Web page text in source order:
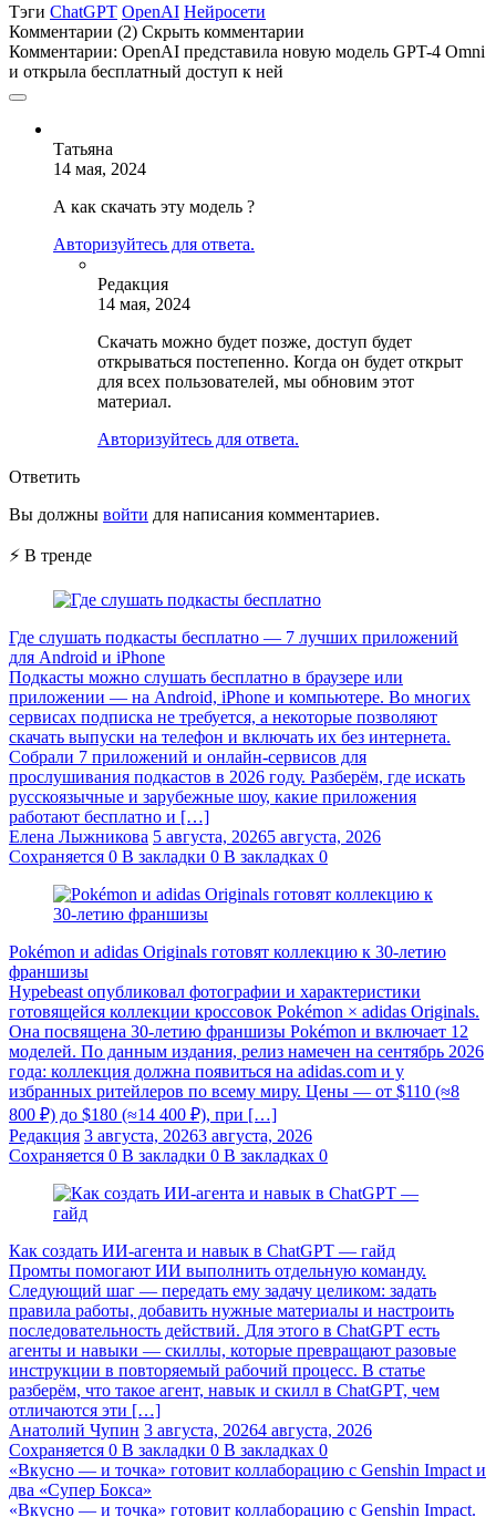
Тэги ChatGPT OpenAI Нейросети
Комментарии (2) Скрыть комментарии
Комментарии: OpenAI представила новую модель GPT-4 Omni
и открыла бесплатный доступ к ней
Татьяна
14 мая, 2024
А как скачать эту модель ?
Авторизуйтесь для ответа.
Редакция
14 мая, 2024
Скачать можно будет позже, доступ будет
открываться постепенно. Когда он будет открыт
для всех пользователей, мы обновим этот
материал.
Авторизуйтесь для ответа.
Ответить
Вы должны войти для написания комментариев.
⚡ В тренде
Где слушать подкасты бесплатно — 7 лучших приложений
для Android и iPhone
Подкасты можно слушать бесплатно в браузере или
приложении — на Android, iPhone и компьютере. Во многих
сервисах подписка не требуется, а некоторые позволяют
скачать выпуски на телефон и включать их без интернета.
Собрали 7 приложений и онлайн-сервисов для
прослушивания подкастов в 2026 году. Разберём, где искать
русскоязычные и зарубежные шоу, какие приложения
работают бесплатно и […]
Елена Лыжникова 5 августа, 20265 августа, 2026
Сохраняется 0 В закладки 0 В закладках 0
Pokémon и adidas Originals готовят коллекцию к 30-летию
франшизы
Hypebeast опубликовал фотографии и характеристики
готовящейся коллекции кроссовок Pokémon × adidas Originals.
Она посвящена 30-летию франшизы Pokémon и включает 12
моделей. По данным издания, релиз намечен на сентябрь 2026
года: коллекция должна появиться на adidas.com и у
избранных ритейлеров по всему миру. Цены — от $110 (≈8
800 ₽) до $180 (≈14 400 ₽), при […]
Редакция 3 августа, 20263 августа, 2026
Сохраняется 0 В закладки 0 В закладках 0
Как создать ИИ-агента и навык в ChatGPT — гайд
Промты помогают ИИ выполнить отдельную команду.
Следующий шаг — передать ему задачу целиком: задать
правила работы, добавить нужные материалы и настроить
последовательность действий. Для этого в ChatGPT есть
агенты и навыки — скиллы, которые превращают разовые
инструкции в повторяемый рабочий процесс. В статье
разберём, что такое агент, навык и скилл в ChatGPT, чем
отличаются эти […]
Анатолий Чупин 3 августа, 20264 августа, 2026
Сохраняется 0 В закладки 0 В закладках 0
«Вкусно — и точка» готовит коллаборацию с Genshin Impact и
два «Супер Бокса»
«Вкусно — и точка» готовит коллаборацию с Genshin Impact.